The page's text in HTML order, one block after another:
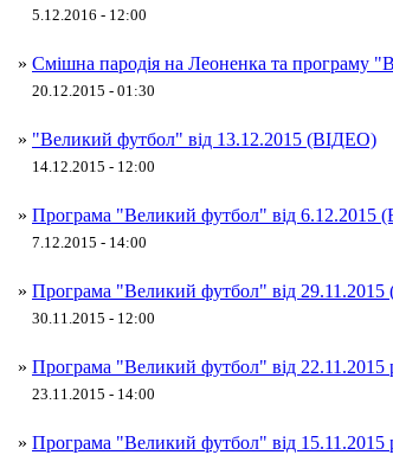
5.12.2016 - 12:00
» Смішна пародія на Леоненка та програму
20.12.2015 - 01:30
» "Великий футбол" від 13.12.2015 (ВІДЕО)
14.12.2015 - 12:00
» Програма "Великий футбол" від 6.12.2015
7.12.2015 - 14:00
» Програма "Великий футбол" від
30.11.2015 - 12:00
» Програма "Великий футбол" від
23.11.2015 - 14:00
» Програма "Великий футбол" від